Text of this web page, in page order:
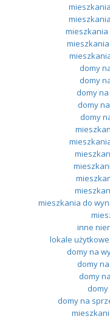
mieszkania
domy
domy
domy
domy
domy
mieszkania do
inne
lokale
domy na
domy
domy
domy na